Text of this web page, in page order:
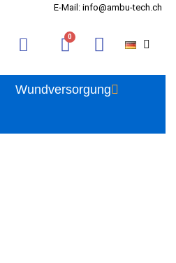
E-Mail: info@ambu-tech.ch
Wundversorgung